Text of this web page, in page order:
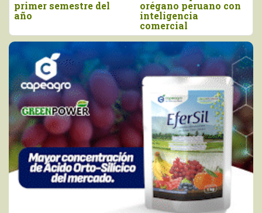
con
y junio
agro peruano